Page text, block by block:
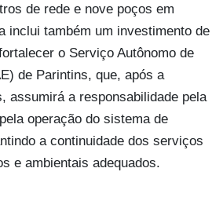
de rede e nove poços em
inclui também um investimento de
o Serviço Autônomo de
de Parintins, que, após a
assumirá a responsabilidade pela
operação do sistema de
a continuidade dos serviços
e ambientais adequados.